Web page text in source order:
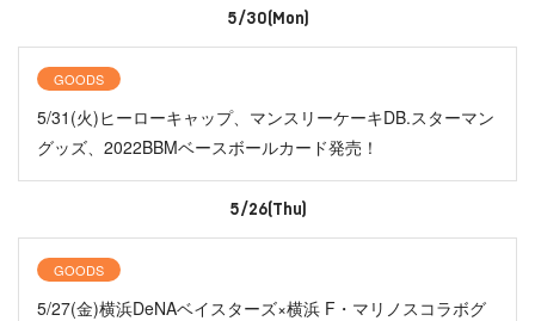
5/30(Mon)
GOODS
5/31(火)ヒーローキャップ、マンスリーケーキDB.スターマン
グッズ、2022BBMベースボールカード発売！
5/26(Thu)
GOODS
5/27(金)横浜DeNAベイスターズ×横浜 F・マリノスコラボグ